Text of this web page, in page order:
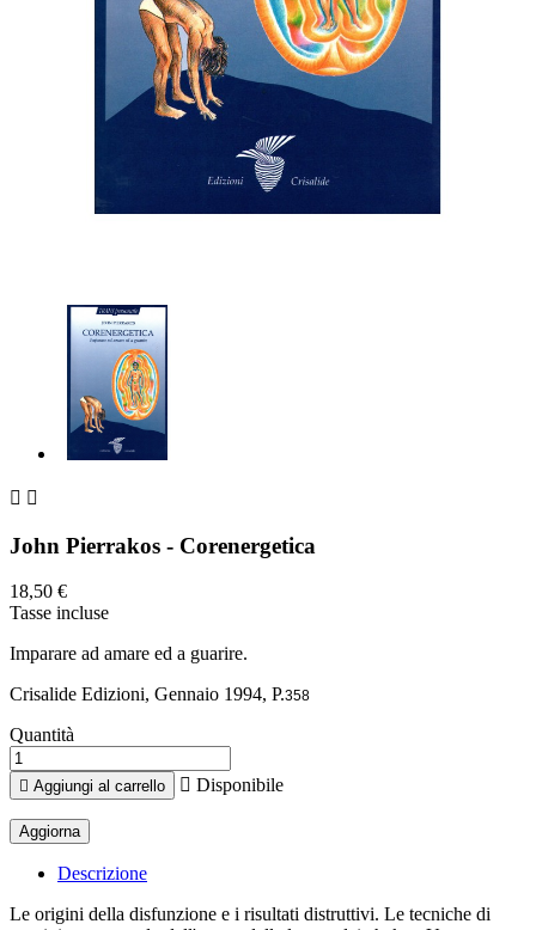
 
John Pierrakos - Corenergetica
18,50 €
Tasse incluse
Imparare ad amare ed a guarire.
Crisalide Edizioni, Gennaio 1994, P.358
Quantità
 Aggiungi al carrello  Disponibile
Descrizione
Le origini della disfunzione e i risultati distruttivi. Le tecniche di